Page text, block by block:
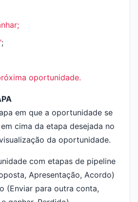
;
oportunidade.
em que a oportunidade se
cima da etapa desejada no
da oportunidade.